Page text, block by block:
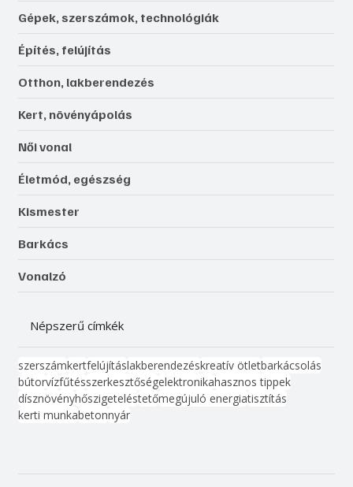
Gépek, szerszámok, technológiák
Építés, felújítás
Otthon, lakberendezés
Kert, növényápolás
Női vonal
Életmód, egészség
Kismester
Barkács
Vonalzó
Népszerű címkék
szerszámkertfelújításlakberendezéskreatív ötletbarkácsolás
bútorvízfűtésszerkesztőségelektronikahasznos tippek
dísznövényhőszigeteléstetőmegújuló energiatisztítás
kerti munkabetonnyár